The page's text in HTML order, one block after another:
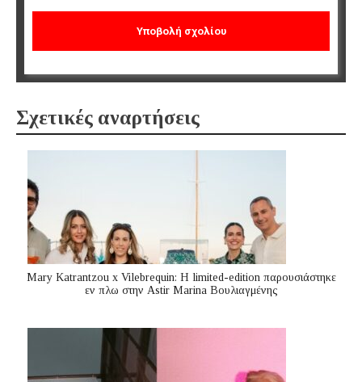
Σχετικές αναρτήσεις
Mary Katrantzou x Vilebrequin: Η limited-edition παρουσιάστηκε
εν πλω στην Astir Marina Βουλιαγμένης